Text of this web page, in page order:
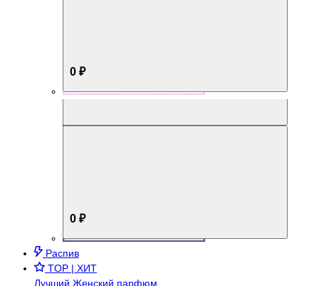
0 ₽
0 ₽
Распив
TOP | ХИТ
Лучший Женский парфюм